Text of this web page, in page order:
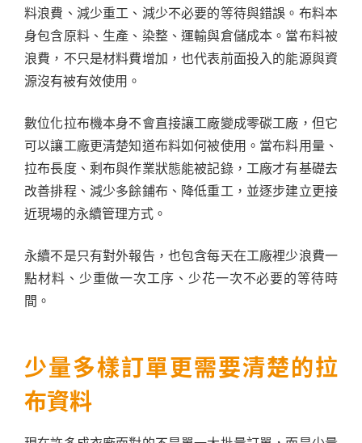
料浪費、減少重工、減少不必要的等待與錯誤。布料本
身包含原料、生產、染整、運輸與倉儲成本。當布料被
浪費，不只是材料費增加，也代表前面投入的能源與資
源沒有被有效使用。
數位化拉布機本身不會直接讓工廠變成零碳工廠，但它
可以讓工廠更清楚知道布料如何被使用。當布料用量、
拉布長度、剩布與作業狀態能被記錄，工廠才有基礎去
改善排程、減少多餘鋪布、降低重工，並逐步建立更接
近現場的永續管理方式。
永續不是只有對外報告，也包含每天在工廠裡少浪費一
點材料、少重做一次工序、少花一次不必要的等待時
間。
少量多樣訂單更需要清楚的拉
布資料